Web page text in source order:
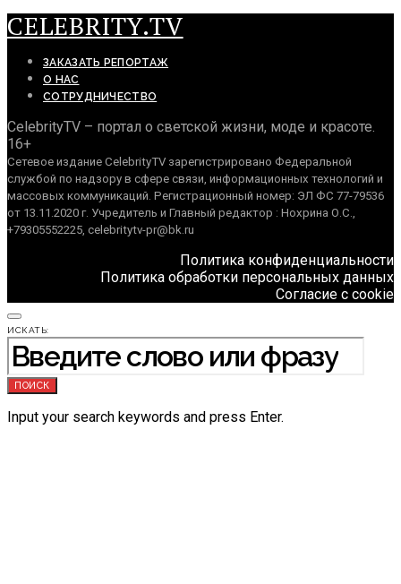
CELEBRITY.TV
ЗАКАЗАТЬ РЕПОРТАЖ
О НАС
СОТРУДНИЧЕСТВО
CelebrityTV – портал о светской жизни, моде и красоте.
16+
Сетевое издание CelebrityTV зарегистрировано Федеральной
службой по надзору в сфере связи, информационных технологий и
массовых коммуникаций. Регистрационный номер: ЭЛ ФС 77-79536
от 13.11.2020 г. Учредитель и Главный редактор : Нохрина О.С.,
+79305552225, celebritytv-pr@bk.ru
Политика конфиденциальности
Политика обработки персональных данных
Согласие с cookie
ИСКАТЬ:
ПОИСК
Input your search keywords and press Enter.